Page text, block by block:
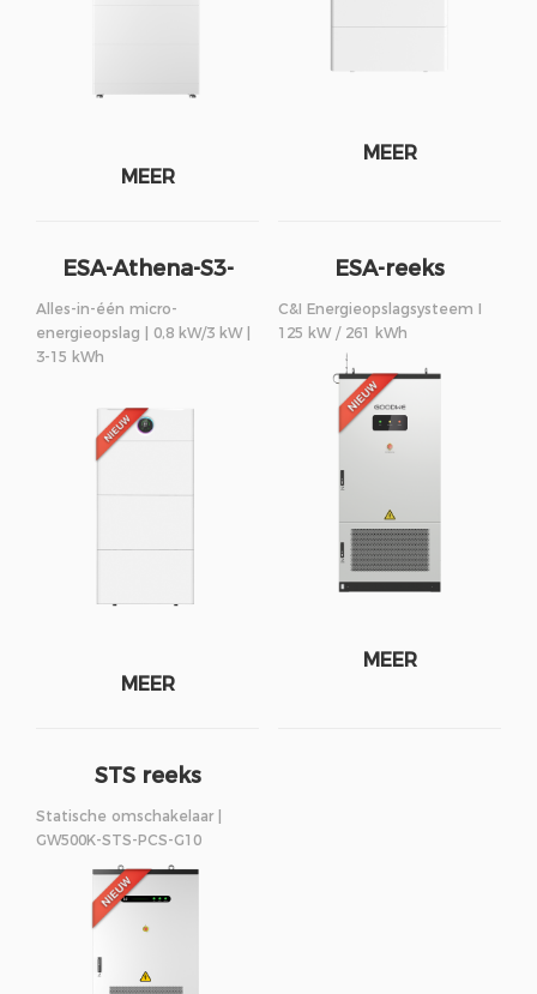
MEER
MEER
ESA-Athena-S3-
reeks
Alles-in-één micro-
energieopslag | 0,8 kW/3 kW |
3-15 kWh
MEER
ESA-reeks
C&I Energieopslagsysteem I
125 kW / 261 kWh
MEER
STS reeks
250/500kW
Statische omschakelaar |
GW500K-STS-PCS-G10